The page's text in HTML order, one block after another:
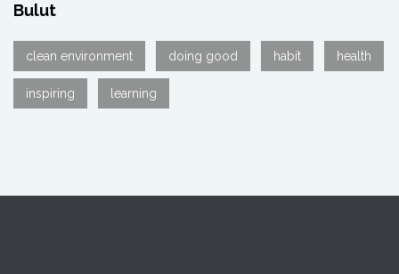
Bulut
clean environment doing good habit health
inspiring learning